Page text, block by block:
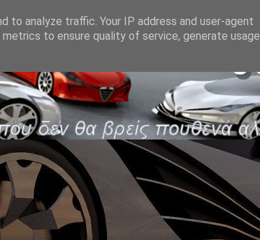
to analyze traffic. Your IP address and user-agent
to ensure quality of service, generate usage